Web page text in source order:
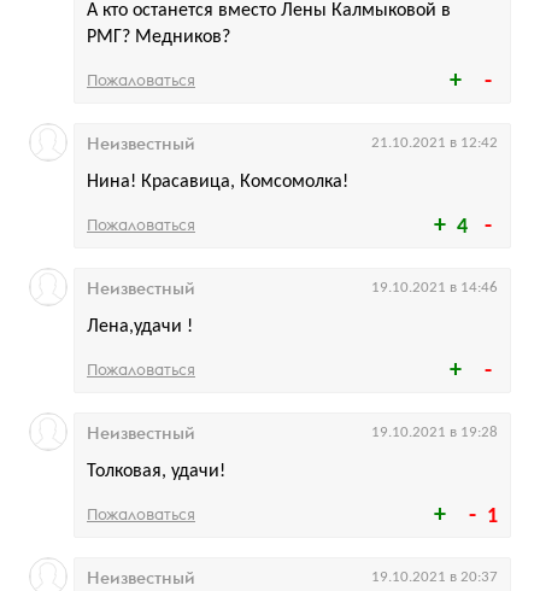
А кто останется вместо Лены Калмыковой в
РМГ? Медников?
Пожаловаться
4
Нина! Красавица, Комсомолка!
Неизвестный 21.10.2021 в 12:42
Пожаловаться
Лена,удачи !
Неизвестный 19.10.2021 в 14:46
Пожаловаться
1
Толковая, удачи!
Неизвестный 19.10.2021 в 19:28
Пожаловаться
Неизвестный 19.10.2021 в 20:37